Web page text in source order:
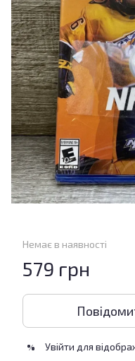
Немає в наявності
579 грн
% Увійти для